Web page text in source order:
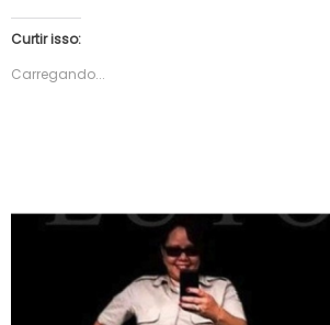
Curtir isso:
Carregando...